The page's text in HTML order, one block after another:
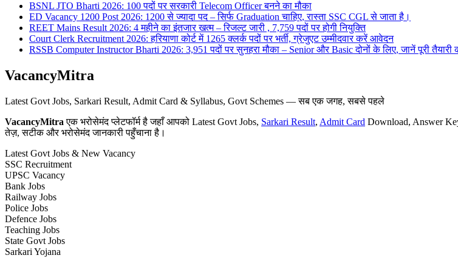
BSNL JTO Bharti 2026: 100 पदों पर सरकारी Telecom Officer बनने का मौका
ED Vacancy 1200 Post 2026: 1200 से ज्यादा पद – सिर्फ Graduation चाहिए, रास्ता SSC CGL से जाता है।
REET Mains Result 2026: 4 महीने का इंतजार खत्म – रिजल्ट जारी , 7,759 पदों पर होगी नियुक्ति
Court Clerk Recruitment 2026: हरियाणा कोर्ट में 1265 क्लर्क पदों पर भर्ती, ग्रेजुएट उम्मीदवार करें आवेदन
RSSB Computer Instructor Bharti 2026: 3,951 पदों पर सुनहरा मौका – Senior और Basic दोनों के लिए, जानें पूरी तैयारी
VacancyMitra
Latest Govt Jobs, Sarkari Result, Admit Card & Syllabus, Govt Schemes — सब एक जगह, सबसे पहले
VacancyMitra एक भरोसेमंद प्लेटफॉर्म है जहाँ आपको Latest Govt Jobs, Sarkari Result, Admit Card Download, Answer
तेज़, सटीक और भरोसेमंद जानकारी पहुँचाना है।
Latest Govt Jobs & New Vacancy
SSC Recruitment
UPSC Vacancy
Bank Jobs
Railway Jobs
Police Jobs
Defence Jobs
Teaching Jobs
State Govt Jobs
Sarkari Yojana